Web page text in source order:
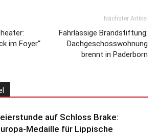
im Foyer“
Nächster Artikel
Fahrlässige Brandstiftung:
Dachgeschosswohnung
brennt in Paderborn
auf Schloss Brake:
Medaille für Lippische